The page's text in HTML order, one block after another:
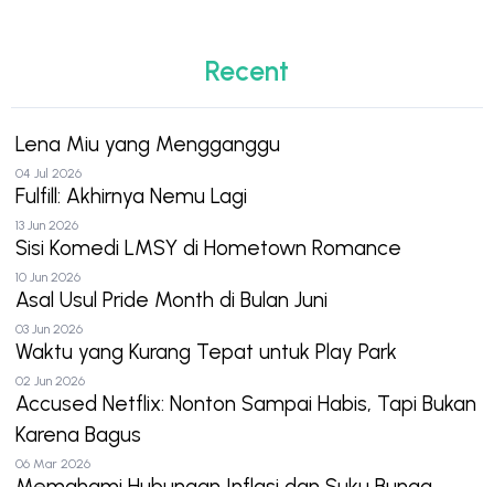
Recent
Lena Miu yang Mengganggu
04 Jul 2026
Fulfill: Akhirnya Nemu Lagi
13 Jun 2026
Sisi Komedi LMSY di Hometown Romance
10 Jun 2026
Asal Usul Pride Month di Bulan Juni
03 Jun 2026
Waktu yang Kurang Tepat untuk Play Park
02 Jun 2026
Accused Netflix: Nonton Sampai Habis, Tapi Bukan
Karena Bagus
06 Mar 2026